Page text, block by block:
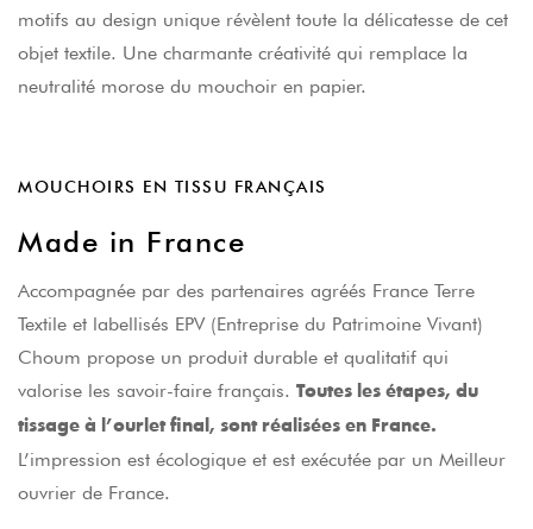
motifs au design unique révèlent toute la délicatesse de cet
objet textile. Une charmante créativité qui remplace la
neutralité morose du mouchoir en papier.
MOUCHOIRS EN TISSU FRANÇAIS
Made in France
Accompagnée par des partenaires agréés France Terre
Textile et labellisés EPV (Entreprise du Patrimoine Vivant)
Choum propose un produit durable et qualitatif qui
valorise les savoir-faire français. Toutes les étapes, du
tissage à l’ourlet final, sont réalisées en France.
L’impression est écologique et est exécutée par un Meilleur
ouvrier de France.